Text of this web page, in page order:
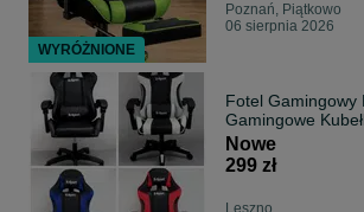
Poznań, Piątkowo
06 sierpnia 2026
Fotel Gamingowy
Gamingowe
- Nowy
Nowe
299 zł
WYRÓŻNIONE